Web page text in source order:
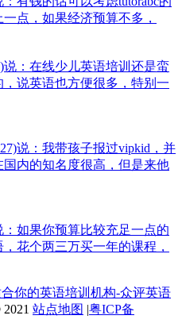
点，如果经济预算不多，
说：在线少儿英语培训还是蛮
说英语也方便很多，特别一
说：我带孩子报过vipkid，并
内的知名度很高，但是来他
：如果你预算比较充足一点的
花个两三万买一年的课程，
你的英语培训机构-众评英语
站点地图 |粤ICP备